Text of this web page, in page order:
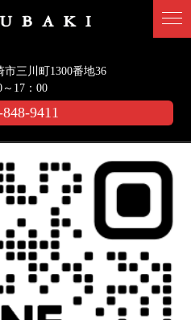
三川町1300番地36
～17：00
9411